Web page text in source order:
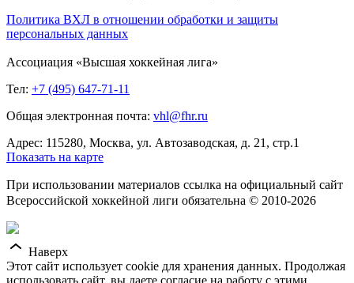
Политика ВХЛ в отношении обработки и защиты
персональных данных
Ассоциация «Высшая хоккейная лига»
Тел: +7 (495) 647-71-11
Общая электронная почта: vhl@fhr.ru
Адрес: 115280, Москва, ул. Автозаводская, д. 21, стр.1
Показать на карте
При использовании материалов ссылка на официальный сайт
Всероссийской хоккейной лиги обязательна © 2010-2026
Наверх
Этот сайт использует cookie для хранения данных. Продолжая
использовать сайт, вы даете согласие на работу с этими